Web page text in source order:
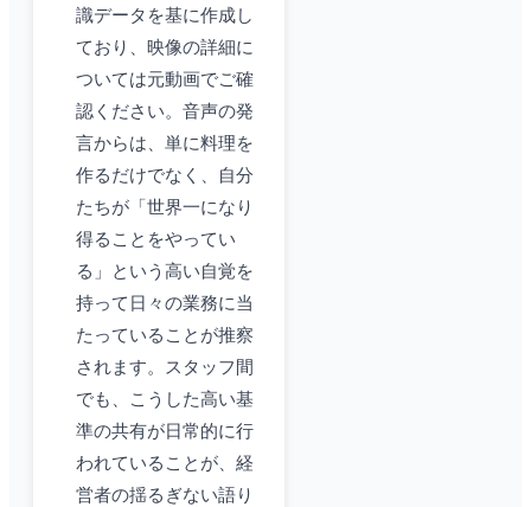
識データを基に作成し
ており、映像の詳細に
ついては元動画でご確
認ください。音声の発
言からは、単に料理を
作るだけでなく、自分
たちが「世界一になり
得ることをやってい
る」という高い自覚を
持って日々の業務に当
たっていることが推察
されます。スタッフ間
でも、こうした高い基
準の共有が日常的に行
われていることが、経
営者の揺るぎない語り